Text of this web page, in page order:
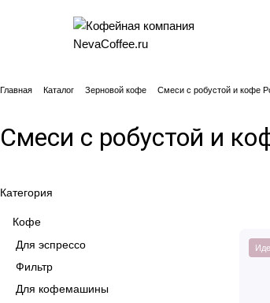
Главная Каталог Зерновой кофе Смеси с робустой и кофе
Смеси с робустой и
Категория
Кофе
Для эспрессо
Фильтр
Для кофемашины